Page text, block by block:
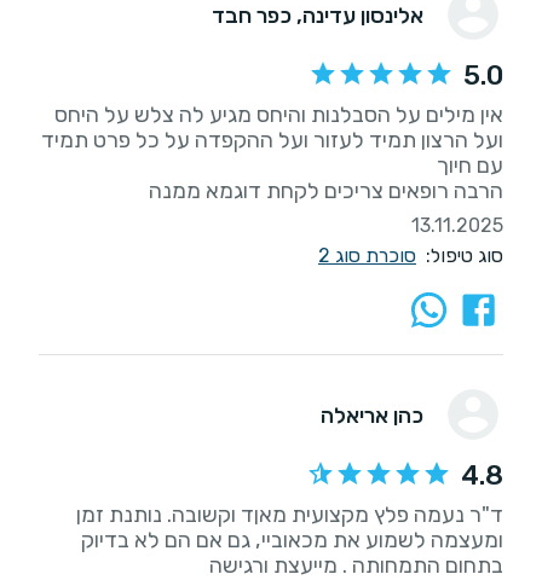
אלינסון עדינה, כפר חבד
5.0
אין מילים על הסבלנות והיחס מגיע לה צלש על היחס
ועל הרצון תמיד לעזור ועל ההקפדה על כל פרט תמיד
הרבה רופאים צריכים לקחת דוגמא ממנה
13.11.2025
סוג טיפול: סוכרת סוג 2
כהן אריאלה
4.8
ד"ר נעמה פלץ מקצועית מאןד וקשובה. נותנת זמן
ומעצמה לשמוע את מכאוביי, גם אם הם לא בדיוק
בתחום התמחותה . מייעצת ורגישה